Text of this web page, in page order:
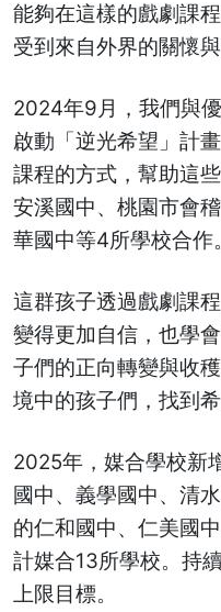
能夠在這樣的戲劇課
受到來自外界的關懷與
2024年9月，我們與
啟動「逆光希望」計
課程的方式，幫助這
安溪國中、桃園市會
華國中等4所學校合作。
這群孩子透過戲劇課
變得更加自信，也學
子們的正向轉變與收
境中的孩子們，找到希
2025年，媒合學校新
國中、義學國中、清
的仁和國中、仁美國
計媒合13所學校。持
上限目標。